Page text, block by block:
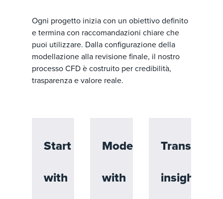
Ogni progetto inizia con un obiettivo definito
e termina con raccomandazioni chiare che
puoi utilizzare. Dalla configurazione della
modellazione alla revisione finale, il nostro
processo CFD è costruito per credibilità,
trasparenza e valore reale.
Start
with
Model
with
Translate
insight